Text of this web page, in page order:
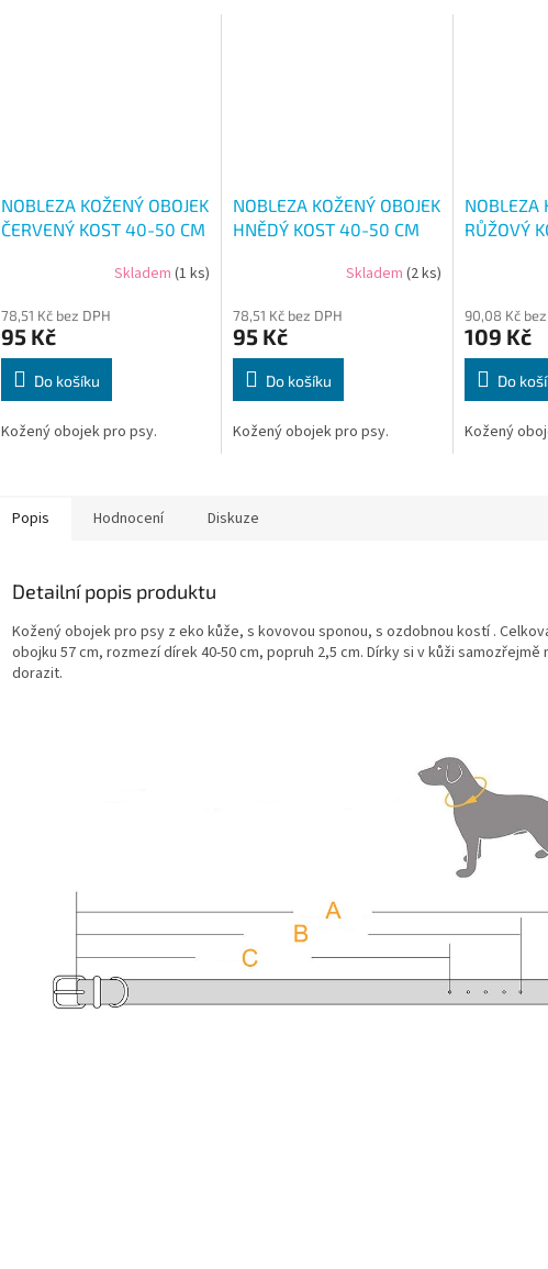
NOBLEZA KOŽENÝ OBOJEK
ČERVENÝ KOST 40-50 CM
Skladem (1 ks)
78,51 Kč bez DPH
95 Kč
Do košíku
Kožený obojek pro psy.
NOBLEZA KOŽENÝ OBOJEK
HNĚDÝ KOST 40-50 CM
Skladem (2 ks)
78,51 Kč bez DPH
95 Kč
Do košíku
Kožený obojek pro psy.
NOBLEZA
RŮŽOVÝ
90,08 Kč
109 Kč
Do
Kožený
Popis Hodnocení Diskuze
Detailní popis produktu
Kožený obojek pro psy z eko kůže, s kovovou sponou, s ozdobnou kostí .
obojku 57 cm, rozmezí dírek 40-50 cm, popruh 2,5 cm. Dírky si v kůži samozřejmě
dorazit.